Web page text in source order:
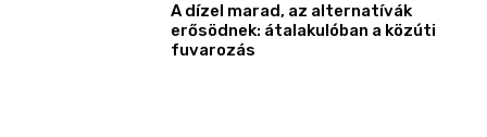
A dízel marad, az alternatívák
erősödnek: átalakulóban a közúti
fuvarozás